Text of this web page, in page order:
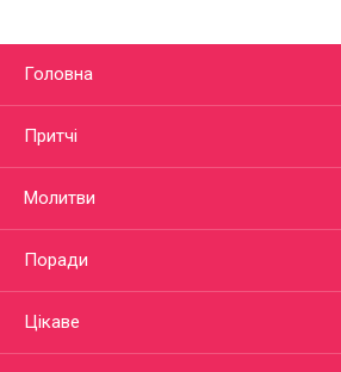
Головна
Притчі
Молитви
Поради
Цікаве